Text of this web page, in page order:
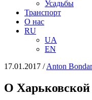
Усадьбы
Транспорт
О нас
RU
UA
EN
17.01.2017 /Anton
О Харьковской